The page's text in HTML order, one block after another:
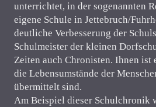
unterrichtet, in der sogenannten
eigene Schule in Jettebruch/
deutliche Verbesserung der
Schulmeister der kleinen
Zeiten auch Chronisten. Ihnen ist
die Lebensumstände der
übermittelt sind.
Am Beispiel dieser Schulchronik